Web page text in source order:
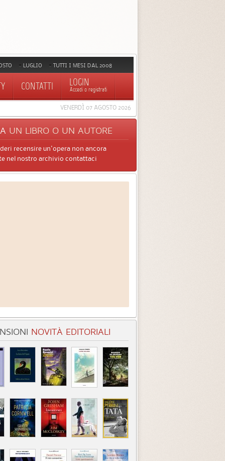
LUGLIO TUTTI I MESI DAL 2008
CONTATTI LOGIN
Accedi o registrati
VENERDÌ 07 AGOSTO 2026
UN LIBRO O UN AUTORE
recensire un'opera non ancora
nel nostro archivio contattaci
NOVITÀ EDITORIALI